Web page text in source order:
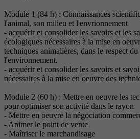
Module 1 (84 h) : Connaissances
l'animal, son milieu et l'envrionnement
- acquérir et consolider les savoirs et les
écologiques nécessaires à la mise en
techniques animalières, dans le respect
l'environnement.
- acquérir et consolider les savoirs et
nécessaires à la mise en oeuvre des
Module 2 (60 h) : Mettre en oeuvre les
pour optimiser son activité dans le rayon
- Mettre en oeuvre la négociation
- Animer le point de vente
- Maîtriser le marchandisage